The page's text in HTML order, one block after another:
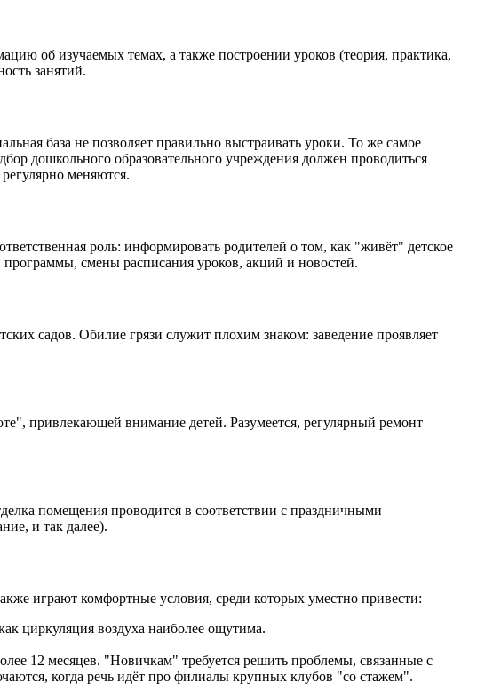
об изучаемых темах, а также построении уроков (теория, практика,
занятий.
база не позволяет правильно выстраивать уроки. То же самое
дошкольного образовательного учреждения должен проводиться
меняются.
роль: информировать родителей о том, как "живёт" детское
смены расписания уроков, акций и новостей.
садов. Обилие грязи служит плохим знаком: заведение проявляет
привлекающей внимание детей. Разумеется, регулярный ремонт
помещения проводится в соответствии с праздничными
и так далее).
играют комфортные условия, среди которых уместно привести:
циркуляция воздуха наиболее ощутима.
12 месяцев. "Новичкам" требуется решить проблемы, связанные с
когда речь идёт про филиалы крупных клубов "со стажем".